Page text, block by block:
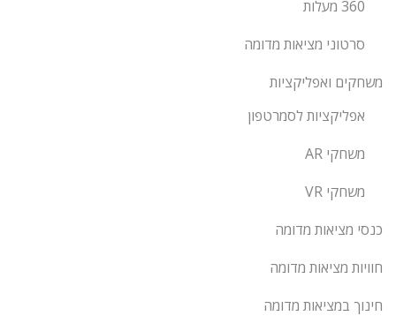
360 מעלות
סרטוני מציאות מדומה
משחקים ואפליקציות
אפליקציות לסמרטפון
משחקי AR
משחקי VR
כנסי מציאות מדומה
חוויות מציאות מדומה
חינוך במציאות מדומה